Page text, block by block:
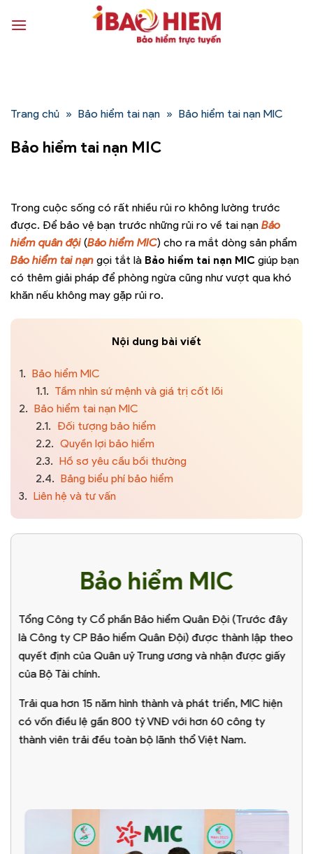
qua
Trang chủ » Bảo hiểm tai nạn » Bảo hiểm tai nạn MIC
Bảo hiểm tai nạn MIC
Trong cuộc sống có rất nhiều rủi ro không lường trước
được. Để bảo vệ bạn trước những rủi ro về tai nạn Bảo
hiểm quân đội (Bảo hiểm MIC) cho ra mắt dòng sản phẩm
Bảo hiểm tai nạn gọi tắt là Bảo hiểm tai nạn MIC giúp bạn
có thêm giải pháp để phòng ngừa cũng như vượt qua khó
khăn nếu không may gặp rủi ro.
Nội dung bài viết
1. Bảo hiểm MIC
1.1. Tầm nhìn sứ mệnh và giá trị cốt lõi
2. Bảo hiểm tai nạn MIC
2.1. Đối tượng bảo hiểm
2.2. Quyền lợi bảo hiểm
2.3. Hồ sơ yêu cầu bồi thường
2.4. Bảng biểu phí bảo hiểm
3. Liên hệ và tư vấn
Bảo hiểm MIC
Tổng Công ty Cổ phần Bảo hiểm Quân Đội (Trước đây
là Công ty CP Bảo hiểm Quân Đội) được thành lập theo
quyết định của Quân uỷ Trung ương và nhận được giấy
của Bộ Tài chính.
Trải qua hơn 15 năm hình thành và phát triển, MIC hiện
có vốn điều lệ gần 800 tỷ VNĐ với hơn 60 công ty
thành viên trải đều toàn bộ lãnh thổ Việt Nam.